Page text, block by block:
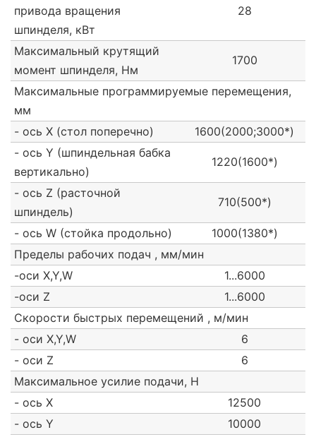
привода вращения
шпинделя, кВт
28
Максимальный крутящий
момент шпинделя, Нм
1700
Максимальные программируемые перемещения,
мм
- ось Х (стол поперечно)
1600(2000;3000*)
- ось Y (шпиндельная бабка
вертикально)
1220(1600*)
- ось Z (расточной
шпиндель)
710(500*)
- ось W (стойка продольно)
1000(1380*)
Пределы рабочих подач , мм/мин
-оси X,Y,W
1...6000
-оси Z
1...6000
Скорости быстрых перемещений , м/мин
- оси X,Y,W
6
- оси Z
6
Максимальное усилие подачи, Н
- ось Х
12500
- ось Y
10000